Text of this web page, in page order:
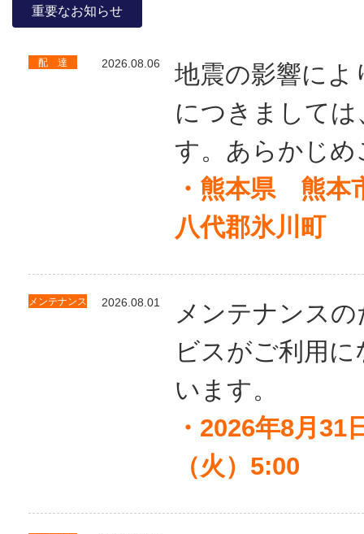
重要なお知らせ
配 達 2026.08.06
地震の影響によ
につきまして
す。あらかじ
・熊本県 熊本
八代郡氷川町
メンテナンス 2026.08.01
メンテナンス
ビスがご利用
います。
・2026年8月31
（火）5:00